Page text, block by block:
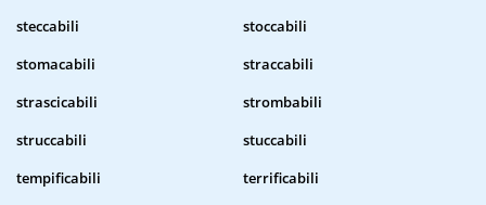
steccabili
stoccabili
stomacabili
straccabili
strascicabili
strombabili
struccabili
stuccabili
tempificabili
terrificabili